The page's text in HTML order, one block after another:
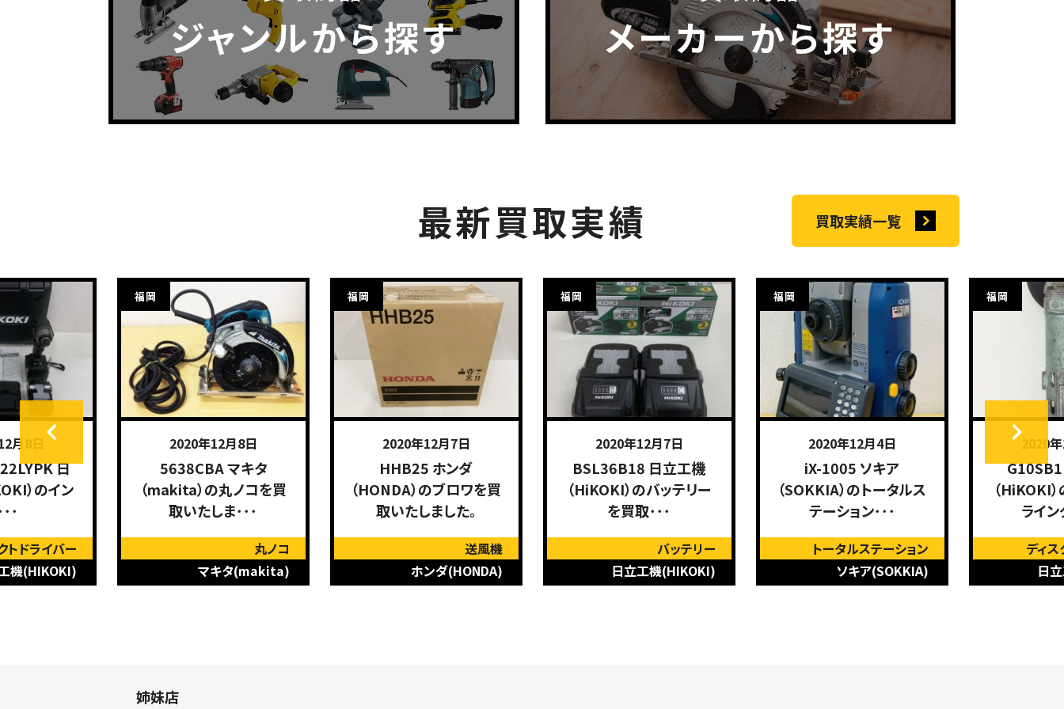
ジャンルから探す メーカーから探す
最新買取実績 買取実績一覧
月8日
日
）のイン
･
トドライバー
機(HIKOKI)
福岡
2020年12月8日
5638CBA マキタ
（makita）の丸ノコを買
取いたしま･･･
丸ノコ
マキタ(makita)
福岡
2020年12月7日
HHB25 ホンダ
（HONDA）のブロワを買
取いたしました。
送風機
ホンダ(HONDA)
福岡
2020年12月7日
BSL36B18 日立工機
（HiKOKI）のバッテリー
を買取･･･
バッテリー
日立工機(HIKOKI)
福岡
2020年12月4日
iX-1005 ソキア
（SOKKIA）のトータルス
テーション･･･
トータルステーション
ソキア(SOKKIA)
福岡
2020
（HiKOKI
ライ
ディ
日
姉妹店